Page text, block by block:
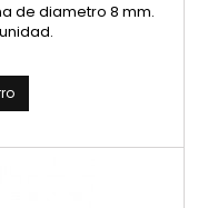
de diametro 8 mm.